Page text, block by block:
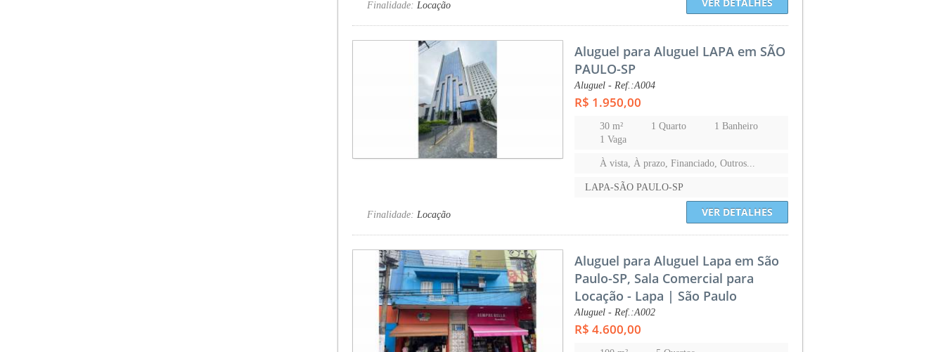
Finalidade: Locação
Aluguel para Aluguel LAPA em SÃO
PAULO-SP
Aluguel - Ref.:A004
R$ 1.950,00
30 m² 1 Quarto
1 Banheiro
1 Vaga
À vista, À prazo, Financiado, Outros...
LAPA-SÃO PAULO-SP
Finalidade: Locação VER DETALHES
Aluguel para Aluguel Lapa em São
Paulo-SP, Sala Comercial para
Locação - Lapa | São Paulo
Aluguel - Ref.:A002
R$ 4.600,00